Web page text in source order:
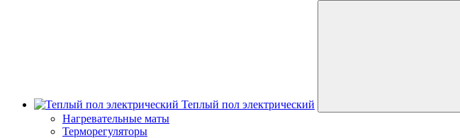
Теплый пол электрический
Нагревательные маты
Терморегуляторы